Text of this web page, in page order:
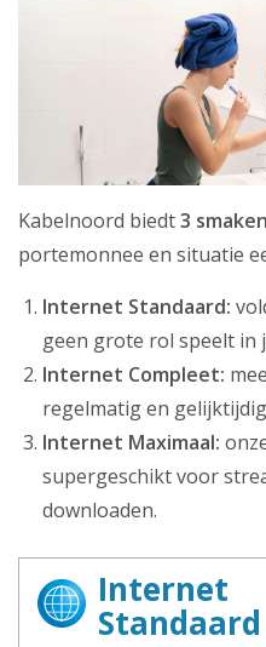
Klantenservice
Zakelijk
Mijn webmail
Kabelnoord biedt3
portemonnee en situatie
Internet Standaard:
geen grote rol speelt in
Internet Compleet:
regelmatig en
Internet Maximaal:
supergeschikt voor
downloaden.
Internet
Standaard